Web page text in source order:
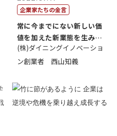
企業家たちの金言
常に今までにない新しい価
値を加えた新業態を生み出
すこと
(株)ダイニングイノベーショ
ン創業者 西山知義